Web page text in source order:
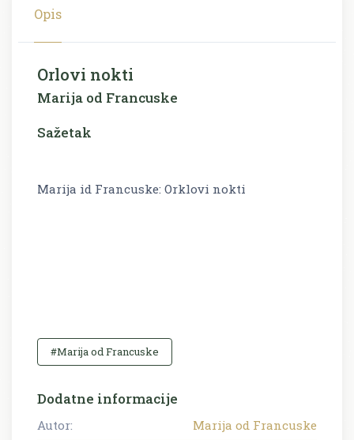
Opis
Orlovi nokti
Marija od Francuske
Sažetak
Marija id Francuske: Orklovi nokti
#Marija od Francuske
Dodatne informacije
Autor:
Marija od Francuske